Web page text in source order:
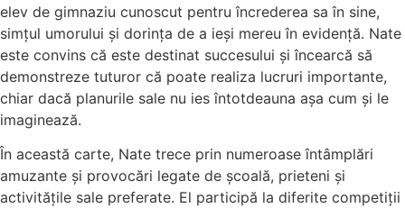
elev de gimnaziu cunoscut pentru încrederea sa în sine,
simțul umorului și dorința de a ieși mereu în evidență. Nate
este convins că este destinat succesului și încearcă să
demonstreze tuturor că poate realiza lucruri importante,
chiar dacă planurile sale nu ies întotdeauna așa cum și le
imaginează.
În această carte, Nate trece prin numeroase întâmplări
amuzante și provocări legate de școală, prieteni și
activitățile sale preferate. El participă la diferite competiții